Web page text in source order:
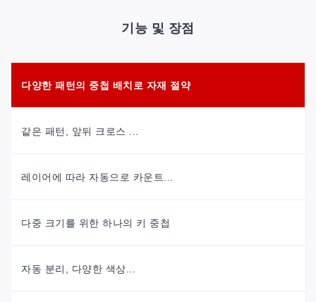
기능 및 장점
다양한 패턴의 중첩 배치로 자재 절약
같은 패턴, 앞뒤 크로스 ...
레이어에 따라 자동으로 카운트...
다중 크기를 위한 하나의 키 중첩
자동 분리, 다양한 색상...